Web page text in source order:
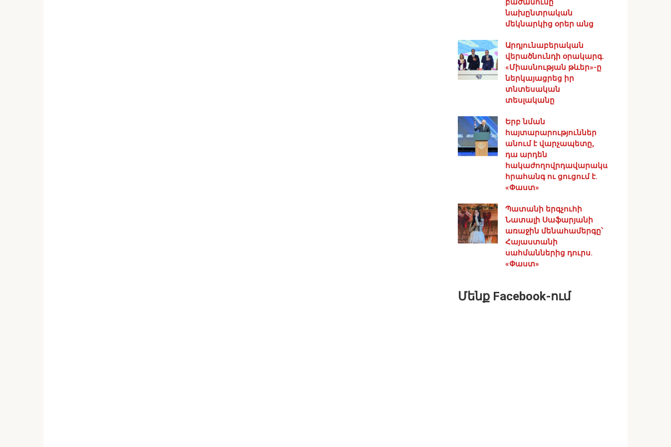
բաժանումը
նախընտրական
մեկնարկից օրեր անց
Արդյունաբերական
վերածնունդի օրակարգ․
«Միասնության թևեր»-ը
ներկայացրեց իր
տնտեսական
տեսլականը
Երբ նման
հայտարարություններ
անում է վարչապետը,
դա արդեն
հակաժողովրդավարական
հրահանգ ու ցուցում է.
«Փաստ»
Պատանի երգչուհի
Նատալի Սաֆարյանի
առաջին մենահամերգը՝
Հայաստանի
սահմաններից դուրս.
«Փաստ»
Մենք Facebook-ում